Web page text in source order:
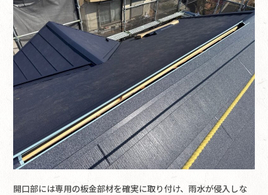
開口部には専用の板金部材を確実に取り付け、雨水が侵入しな